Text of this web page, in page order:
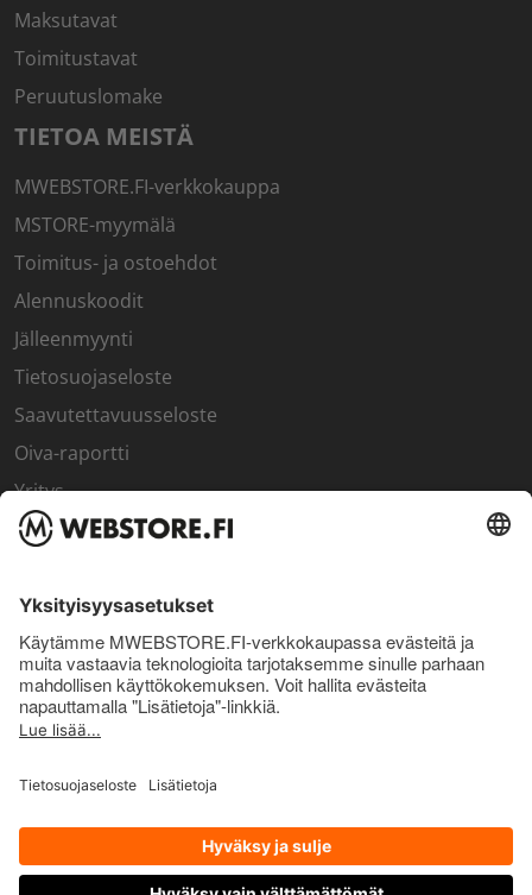
Maksutavat
Toimitustavat
Peruutuslomake
TIETOA MEISTÄ
MWEBSTORE.FI-verkkokauppa
MSTORE-myymälä
Toimitus- ja ostoehdot
Alennuskoodit
Jälleenmyynti
Tietosuojaseloste
Saavutettavuusseloste
Oiva-raportti
Yritys
SISÄPIIRI
Sisäpiirin bonusohjelma
Uutiskirje
Uutiset ja artikkelit